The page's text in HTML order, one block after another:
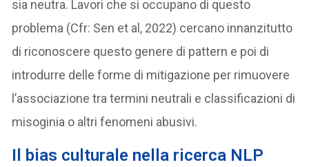
sia neutra. Lavori che si occupano di questo
problema (Cfr: Sen et al, 2022) cercano innanzitutto
di riconoscere questo genere di pattern e poi di
introdurre delle forme di mitigazione per rimuovere
l’associazione tra termini neutrali e classificazioni di
misoginia o altri fenomeni abusivi.
Il bias culturale nella ricerca NLP